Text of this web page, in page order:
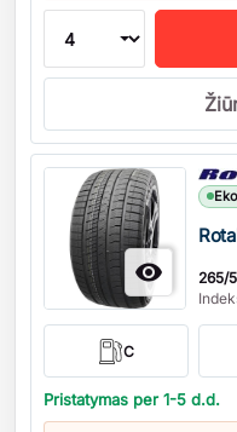
 265/
C
Pristatymas per 1-5 d.d.
Kiekis